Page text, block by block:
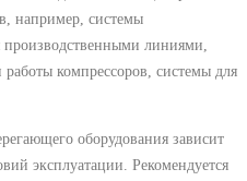
например, системы
производственными линиями,
компрессоров, системы для
оборудования зависит
эксплуатации. Рекомендуется